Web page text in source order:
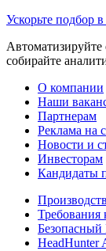
Ускорьте подбор
Автоматизируйте
собирайте
О компании
Наши
Партнерам
Реклама на
Новости и
Инвесторам
Кандидаты
Безопасный
HeadHunter